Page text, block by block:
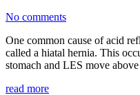
No comments
One common cause of acid
called a hiatal hernia. This
stomach and LES move
read more